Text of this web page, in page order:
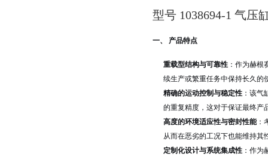
型号 1038694-1 气压
一、 产品特点
重载型结构与可靠性 ：作为赫
续生产或繁重任务中保持长久的
精确的运动控制与稳定性 ：该
的重复精度，这对于保证最终产
高度的环境适应性与密封性能：
从而在恶劣的工况下也能维持其
定制化设计与系统集成性 ：作